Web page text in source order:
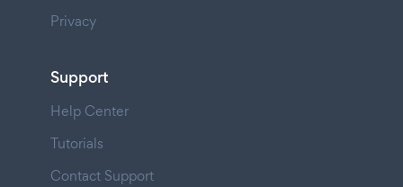
Privacy
Support
Help Center
Tutorials
Contact Support